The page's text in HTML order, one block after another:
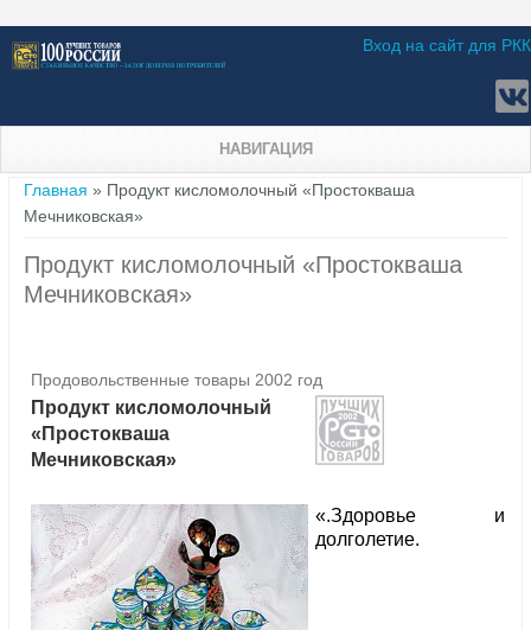
Вход на сайт для РКК
НАВИГАЦИЯ
Вы здесь
Главная » Продукт кисломолочный «Простокваша
Мечниковская»
Продукт кисломолочный «Простокваша
Мечниковская»
Продовольственные товары 2002 год
Продукт кисломолочный
«Простокваша
Мечниковская»
«.Здоровье и
долголетие.